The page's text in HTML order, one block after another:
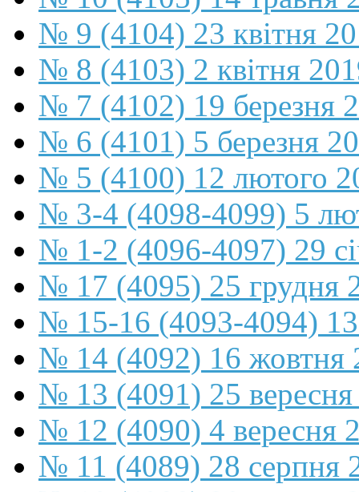
№ 9 (4104) 23 квітня
№ 8 (4103) 2 квітня
№ 7 (4102) 19 березня
№ 6 (4101) 5 березня
№ 5 (4100) 12 лютого
№ 3-4 (4098-4099) 5
№ 1-2 (4096-4097) 29
№ 17 (4095) 25 грудня
№ 15-16 (4093-4094) 13
№ 14 (4092) 16 жовтня
№ 13 (4091) 25
№ 12 (4090) 4 вересня
№ 11 (4089) 28 серпня